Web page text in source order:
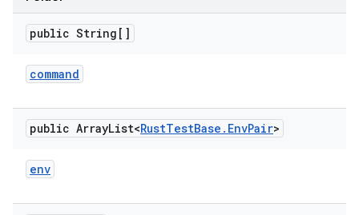
public String[]
command
public ArrayList<RustTestBase . EnvPair>
env